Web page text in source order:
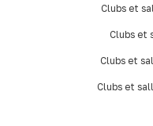
Clubs et
Clubs et
Clubs et
Clubs et